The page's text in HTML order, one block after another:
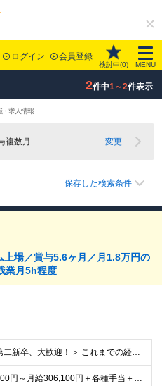
ログイン 会員登録
検討中(0) MENU
2件中1～2件表示
・求人情報
複数月 変更
保存した検索条件
場／賞与5.6ヶ月／月1.8万円の
業月5h程度
＜未経験・第二新卒、大歓迎！＞ これまでの経験やスキルは一切問いません！ 「これから頑張りたい」という意欲を重視した採用です◎ 【必須資格】 ・高卒以上の方 ＜こんな想いを持つ方を歓迎します！＞
◇月給205,100円～月給306,100円＋各種手当＋賞与年2回 ※一律支給：交代手当（2万5,000円）が月給に含まれます。 ※経験・能力を考慮したうえで決定 ※時間外手当は別途、全額支給 ※試